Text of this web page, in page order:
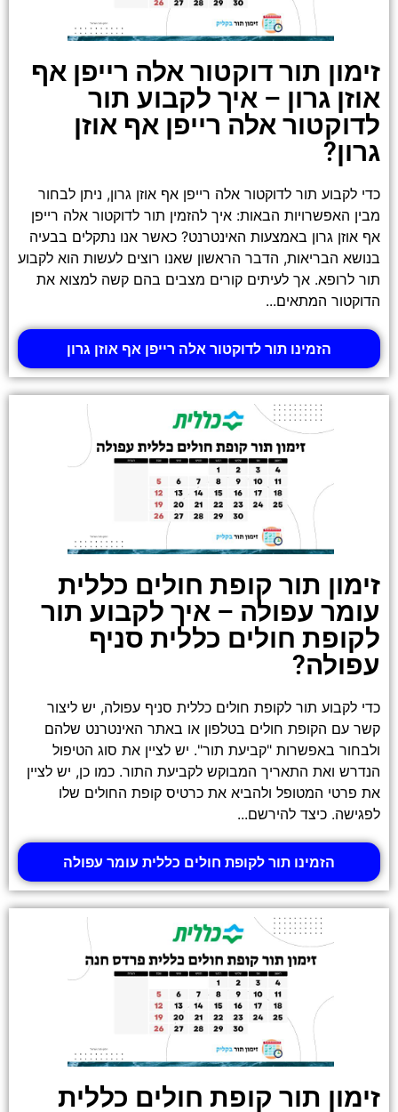
זימון תור דוקטור אלה רייפן אף
אוזן גרון – איך לקבוע תור
לדוקטור אלה רייפן אף אוזן
גרון?
כדי לקבוע תור לדוקטור אלה רייפן אף אוזן גרון, ניתן לבחור
מבין האפשרויות הבאות: איך להזמין תור לדוקטור אלה רייפן
אף אוזן גרון באמצעות האינטרנט? כאשר אנו נתקלים בבעיה
בנושא הבריאות, הדבר הראשון שאנו רוצים לעשות הוא לקבוע
תור לרופא. אך לעיתים קורים מצבים בהם קשה למצוא את
הדוקטור המתאים...
הזמינו תור לדוקטור אלה רייפן אף אוזן גרון
זימון תור קופת חולים כללית
עומר עפולה – איך לקבוע תור
לקופת חולים כללית סניף
עפולה?
כדי לקבוע תור לקופת חולים כללית סניף עפולה, יש ליצור
קשר עם הקופת חולים בטלפון או באתר האינטרנט שלהם
ולבחור באפשרות "קביעת תור". יש לציין את סוג הטיפול
הנדרש ואת התאריך המבוקש לקביעת התור. כמו כן, יש לציין
את פרטי המטופל ולהביא את כרטיס קופת החולים שלו
לפגישה. כיצד להירשם...
הזמינו תור לקופת חולים כללית עומר עפולה
זימון תור קופת חולים כללית